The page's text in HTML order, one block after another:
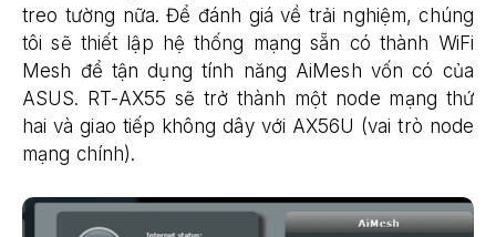
treo tường nữa. Để đánh giá về trải nghiệm, chúng
tôi sẽ thiết lập hệ thống mạng sẵn có thành WiFi
Mesh để tận dụng tính năng AiMesh vốn có của
ASUS. RT-AX55 sẽ trở thành một node mạng thứ
hai và giao tiếp không dây với AX56U (vai trò node
mạng chính).